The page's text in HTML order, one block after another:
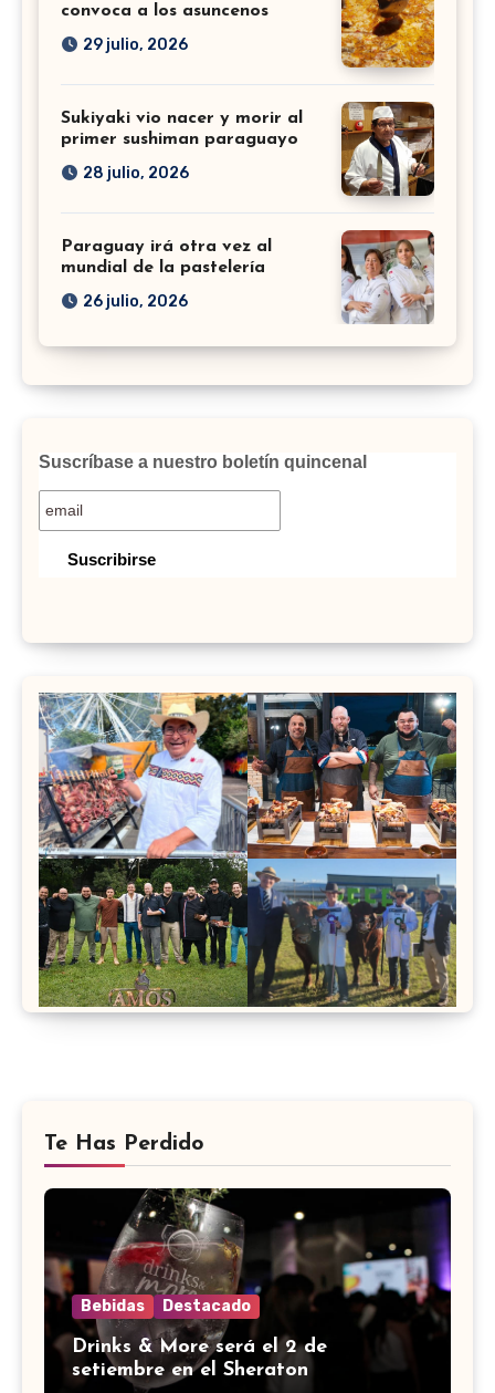
convoca a los asuncenos
29 julio, 2026
Sukiyaki vio nacer y morir al
primer sushiman paraguayo
28 julio, 2026
Paraguay irá otra vez al
mundial de la pastelería
26 julio, 2026
Suscríbase a nuestro boletín quincenal
Te Has Perdido
Bebidas Destacado
Drinks & More será el 2 de
setiembre en el Sheraton